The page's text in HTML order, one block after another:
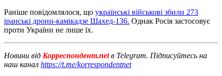
Раніше повідомлялося, що українські військові збили 273
іранські дрони-камікадзе Шахед-136. Однак Росія застосовує
проти України не лише їх.
Новини від Корреспондент.netв Telegram. Підписуйтесь на
наш канал https://t.me/korrespondentnet